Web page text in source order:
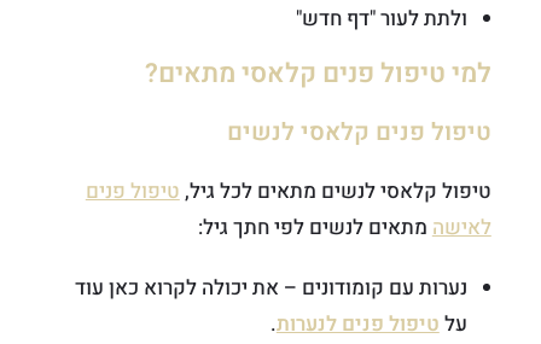
ולתת לעור "דף חדש"
למי טיפול פנים קלאסי מתאים?
טיפול פנים קלאסי לנשים
טיפול קלאסי לנשים מתאים לכל גיל,טיפול פנים
לאישה מתאים לנשים לפי חתך גיל:
נערות עם קומודונים – את יכולה לקרוא כאן עוד
עלטיפול פנים לנערות.